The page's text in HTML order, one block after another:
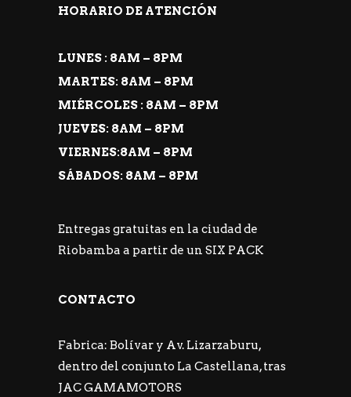
HORARIO DE ATENCIÓN
LUNES : 8AM – 8PM
MARTES: 8AM – 8PM
MIÉRCOLES : 8AM – 8PM
JUEVES: 8AM – 8PM
VIERNES:8AM – 8PM
SÁBADOS: 8AM – 8PM
Entregas gratuitas en la ciudad de
Riobamba a partir de un SIX PACK
CONTACTO
Fabrica: Bolívar y Av. Lizarzaburu,
dentro del conjunto La Castellana, tras
JAC GAMAMOTORS